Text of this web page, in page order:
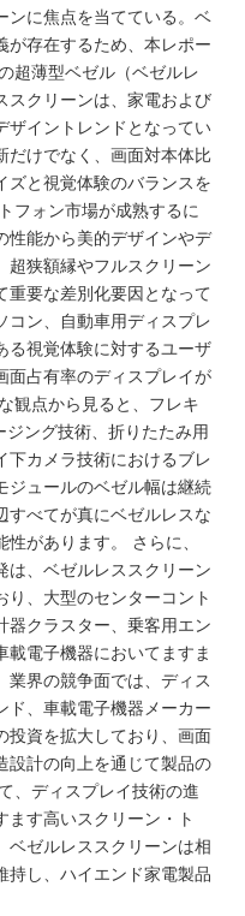
ンに焦点を当てている。ベ
が存在するため、本レポー
超薄型ベゼル（ベゼルレ
スクリーンは、家電および
ザイントレンドとなってい
だけでなく、画面対本体比
ズと視覚体験のバランスを
フォン市場が成熟するに
性能から美的デザインやデ
超狭額縁やフルスクリーン
重要な差別化要因となって
コン、自動車用ディスプレ
る視覚体験に対するユーザ
面占有率のディスプレイが
観点から見ると、フレキ
ング技術、折りたたみ用
下カメラ技術におけるブレ
ジュールのベゼル幅は継続
すべてが真にベゼルレスな
があります。 さらに、
は、ベゼルレススクリーン
り、大型のセンターコント
器クラスター、乗客用エン
載電子機器においてますま
業界の競争面では、ディス
ド、車載電子機器メーカー
投資を拡大しており、画面
設計の向上を通じて製品の
、ディスプレイ技術の進
ます高いスクリーン・ト
ベゼルレススクリーンは相
持し、ハイエンド家電製品